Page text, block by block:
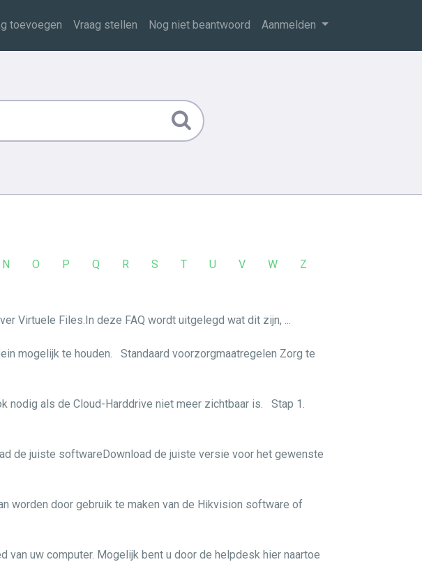
toevoegen Vraag stellen Nog niet beantwoord Aanmelden
N O P Q R S T U V W Z
Virtuele Files.In deze FAQ wordt uitgelegd wat dit zijn, ...
mogelijk te houden. Standaard voorzorgmaatregelen Zorg te
nodig als de Cloud-Harddrive niet meer zichtbaar is. Stap 1.
de juiste softwareDownload de juiste versie voor het gewenste
worden door gebruik te maken van de Hikvision software of
uw computer. Mogelijk bent u door de helpdesk hier naartoe